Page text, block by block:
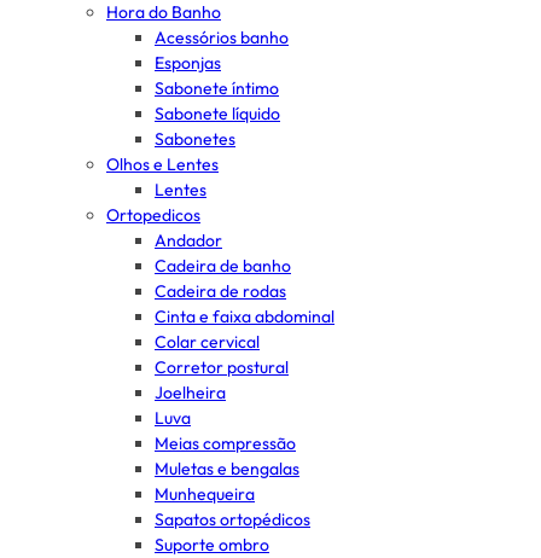
Hora do Banho
Acessórios banho
Esponjas
Sabonete íntimo
Sabonete líquido
Sabonetes
Olhos e Lentes
Lentes
Ortopedicos
Andador
Cadeira de banho
Cadeira de rodas
Cinta e faixa abdominal
Colar cervical
Corretor postural
Joelheira
Luva
Meias compressão
Muletas e bengalas
Munhequeira
Sapatos ortopédicos
Suporte ombro